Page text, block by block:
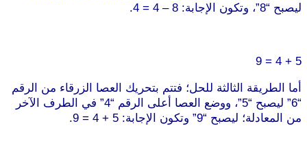
ليصبح “8”، وتكون الإجابة: 8 – 4 = 4.
5 + 4 = 9
أما الطريقة الثالثة للحل؛ فتتم بتحريك العصا الزرقاء من الرقم
“6” ليصبح “5”، ووضع العصا أعلى الرقم “4” في الطرف الآخر
من المعادلة؛ ليصبح “9” وتكون الإجابة: 5 + 4 = 9.